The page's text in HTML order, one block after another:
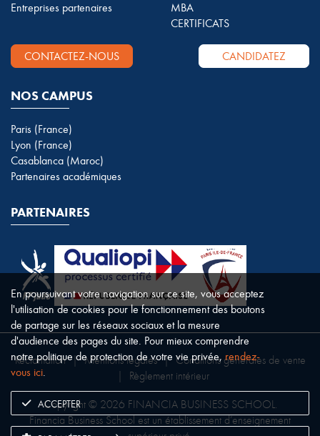
Entreprises partenaires
MBA
CERTIFICATS
CONTACTEZ-NOUS CANDIDATEZ
NOS CAMPUS
Paris (France)
Lyon (France)
Casablanca (Maroc)
Partenaires académiques
PARTENAIRES
Copyright © 2026 FINANCIA BUSINESS SCHOOL.
Financia Business School est un établissement d’enseignement
Réclamation | Mentions légales | Conditions générales de vente
Règlement intérieur
En poursuivant votre navigation sur ce site, vous acceptez
l'utilisation de cookies pour le fonctionnement des boutons
de partage sur les réseaux sociaux et la mesure
d'audience des pages du site. Pour mieux comprendre
notre politique de protection de votre vie privée,rendez-
vous ici.
ACCEPTER